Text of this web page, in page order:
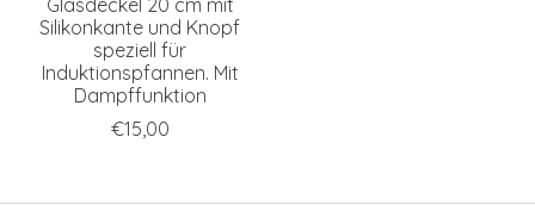
Silikonkante und Knopf
speziell für
Induktionspfannen. Mit
Dampffunktion
€15,00